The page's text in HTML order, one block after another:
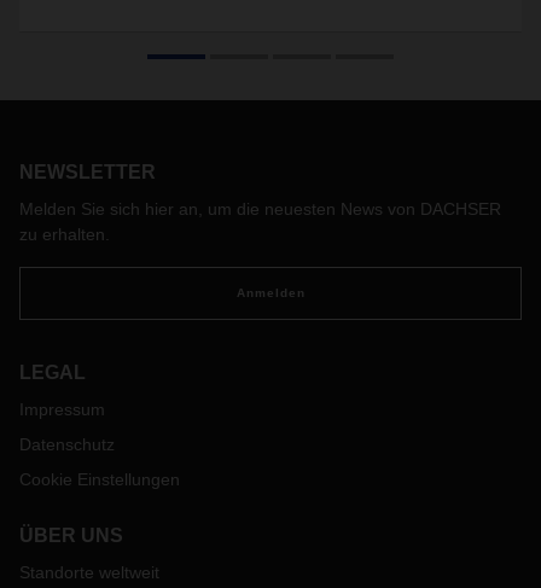
NEWSLETTER
Melden Sie sich hier an, um die neuesten News von DACHSER
zu erhalten.
Anmelden
LEGAL
Impressum
Datenschutz
Cookie Einstellungen
ÜBER UNS
Standorte weltweit